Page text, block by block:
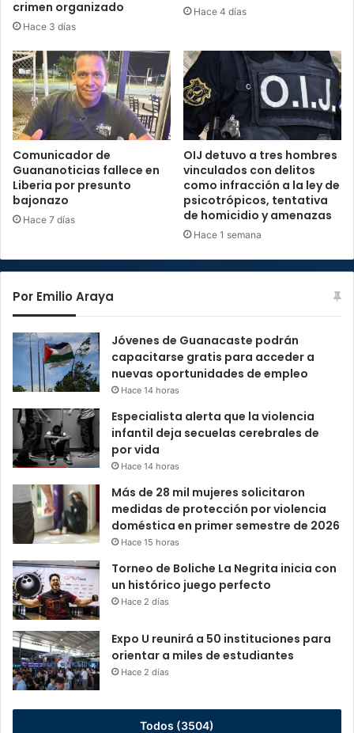
crimen organizado
Hace 3 días
Hace 4 días
Comunicador de
Guananoticias fallece en
Liberia por presunto
bajonazo
Hace 7 días
OIJ detuvo a tres hombres
vinculados con delitos
como infracción a la ley de
psicotrópicos, tentativa
de homicidio y amenazas
Hace 1 semana
Por Emilio Araya
Jóvenes de Guanacaste podrán
capacitarse gratis para acceder a
nuevas oportunidades de empleo
Hace 14 horas
Especialista alerta que la violencia
infantil deja secuelas cerebrales de
por vida
Hace 14 horas
Más de 28 mil mujeres solicitaron
medidas de protección por violencia
doméstica en primer semestre de 2026
Hace 15 horas
Torneo de Boliche La Negrita inicia con
un histórico juego perfecto
Hace 2 días
Expo U reunirá a 50 instituciones para
orientar a miles de estudiantes
Hace 2 días
Todos (3504)